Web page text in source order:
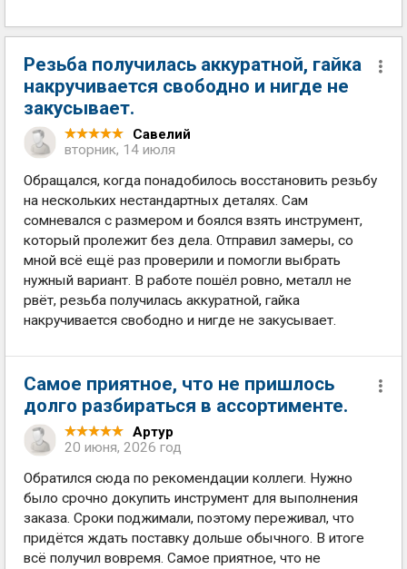
Резьба получилась аккуратной, гайка
накручивается свободно и нигде не
закусывает.
Савелий
вторник, 14 июля
Обращался, когда понадобилось восстановить резьбу
на нескольких нестандартных деталях. Сам
сомневался с размером и боялся взять инструмент,
который пролежит без дела. Отправил замеры, со
мной всё ещё раз проверили и помогли выбрать
нужный вариант. В работе пошёл ровно, металл не
рвёт, резьба получилась аккуратной, гайка
накручивается свободно и нигде не закусывает.
Самое приятное, что не пришлось
долго разбираться в ассортименте.
Артур
20 июня, 2026 год
Обратился сюда по рекомендации коллеги. Нужно
было срочно докупить инструмент для выполнения
заказа. Сроки поджимали, поэтому переживал, что
придётся ждать поставку дольше обычного. В итоге
всё получил вовремя. Самое приятное, что не